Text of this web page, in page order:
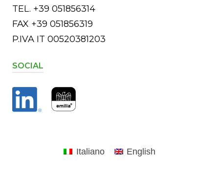
TEL. +39 051856314
FAX +39 051856319
P.IVA IT 00520381203
SOCIAL
Italiano English